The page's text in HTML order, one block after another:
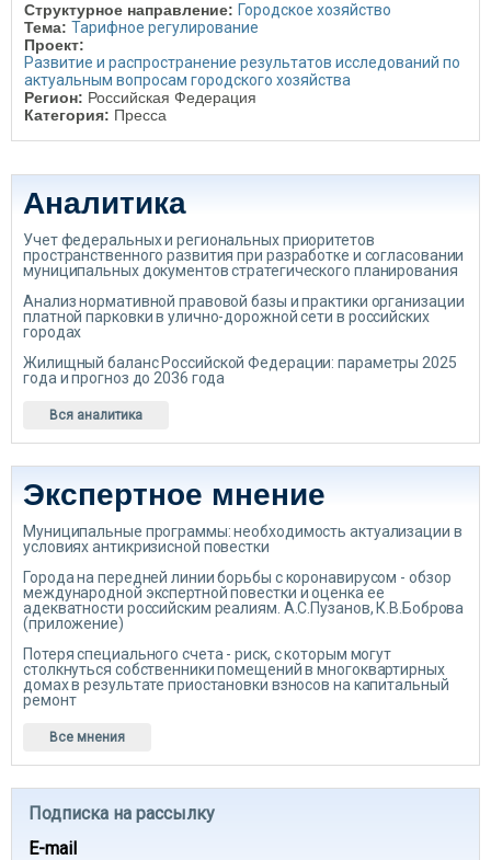
Структурное направление: Городское хозяйство
Тема: Тарифное регулирование
Проект:
Развитие и распространение результатов исследований по
актуальным вопросам городского хозяйства
Регион: Российская Федерация
Категория: Пресса
Аналитика
Учет федеральных и региональных приоритетов
пространственного развития при разработке и согласовании
муниципальных документов стратегического планирования
Анализ нормативной правовой базы и практики организации
платной парковки в улично-дорожной сети в российских
городах
Жилищный баланс Российской Федерации: параметры 2025
года и прогноз до 2036 года
Вся аналитика
Экспертное мнение
Муниципальные программы: необходимость актуализации в
условиях антикризисной повестки
Города на передней линии борьбы с коронавирусом - обзор
международной экспертной повестки и оценка ее
адекватности российским реалиям. А.С.Пузанов, К.В.Боброва
(приложение)
Потеря специального счета - риск, с которым могут
столкнуться собственники помещений в многоквартирных
домах в результате приостановки взносов на капитальный
ремонт
Все мнения
Подписка на рассылку
E-mail